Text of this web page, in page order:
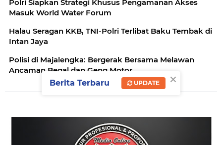
Polri Siapkan Strategi Khusus Pengamanan Akses
Masuk World Water Forum
Halau Seragan KKB, TNI-Polri Terlibat Baku Tembak di
Intan Jaya
Polisi di Majalengka: Bergerak Bersama Melawan
Ancaman Begal dan Geng Motor
×
Berita Terbaru UPDATE